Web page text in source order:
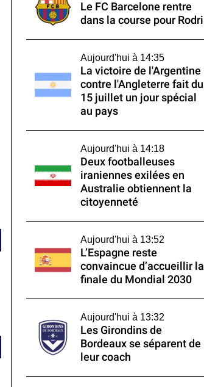
Le FC Barcelone rentre
dans la course pour Rodri
Aujourd'hui à 14:35
La victoire de l'Argentine
contre l'Angleterre fait du
15 juillet un jour spécial
au pays
Aujourd'hui à 14:18
Deux footballeuses
iraniennes exilées en
Australie obtiennent la
citoyenneté
Aujourd'hui à 13:52
L’Espagne reste
convaincue d’accueillir la
finale du Mondial 2030
Aujourd'hui à 13:32
Les Girondins de
Bordeaux se séparent de
leur coach